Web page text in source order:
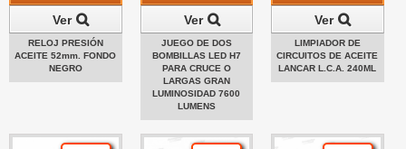
Ver
RELOJ PRESIÓN
ACEITE 52mm. FONDO
NEGRO
Ver
JUEGO DE DOS
BOMBILLAS LED H7
PARA CRUCE O
LARGAS GRAN
LUMINOSIDAD 7600
LUMENS
Ver
LIMPIADOR DE
CIRCUITOS DE ACEITE
LANCAR L.C.A. 240ML